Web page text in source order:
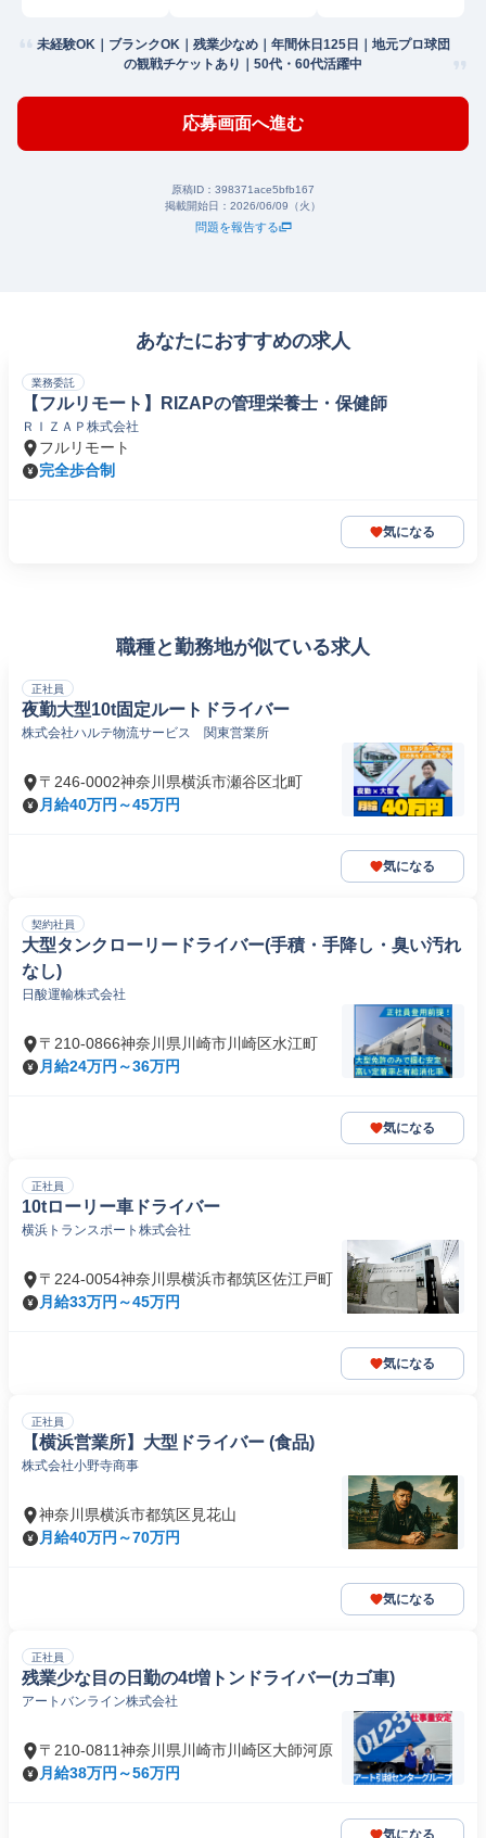
未経験OK｜ブランクOK｜残業少なめ｜年間休日125日｜地元プロ球団
の観戦チケットあり｜50代・60代活躍中
応募画面へ進む
原稿ID： 398371ace5bfb167
掲載開始日： 2026/06/09（火）
問題を報告する
あなたにおすすめの求人
業務委託
【フルリモート】RIZAPの管理栄養士・保健師
ＲＩＺＡＰ株式会社
フルリモート
完全歩合制
気になる
職種と勤務地が似ている求人
正社員
夜勤大型10t固定ルートドライバー
株式会社ハルテ物流サービス 関東営業所
〒246-0002神奈川県横浜市瀬谷区北町
月給40万円～45万円
気になる
契約社員
大型タンクローリードライバー(手積・手降し・臭い汚れ
なし)
日酸運輸株式会社
〒210-0866神奈川県川崎市川崎区水江町
月給24万円～36万円
気になる
正社員
10tローリー車ドライバー
横浜トランスポート株式会社
〒224-0054神奈川県横浜市都筑区佐江戸町
月給33万円～45万円
気になる
正社員
【横浜営業所】大型ドライバー (食品)
株式会社小野寺商事
神奈川県横浜市都筑区見花山
月給40万円～70万円
気になる
正社員
残業少な目の日勤の4t増トンドライバー(カゴ車)
アートバンライン株式会社
〒210-0811神奈川県川崎市川崎区大師河原
月給38万円～56万円
気になる